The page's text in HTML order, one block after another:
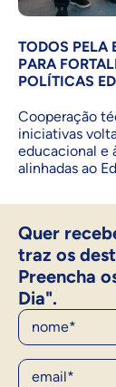
TODOS PELA
PARA
POLÍTICAS
Cooperação
iniciativas
educacional e
alinhadas ao
Quer
traz os
Preencha
Dia".
Nome
E-Mail